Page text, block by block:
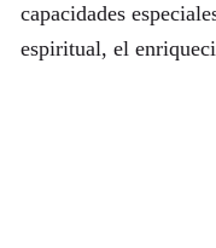
capacidades
espiritual, el